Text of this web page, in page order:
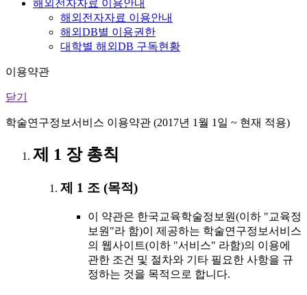
해외전자자료 이용안내
해외전자자료 이용안내
해외DB별 이용권한
대학별 해외DB 구독현황
이용약관
닫기
학술연구정보서비스 이용약관 (2017년 1월 1일 ~ 현재 적용)
제 1 장 총칙
제 1 조 (목적)
이 약관은 한국교육학술정보원(이하 "교육정
보원"라 함)이 제공하는 학술연구정보서비스
의 웹사이트(이하 "서비스" 라함)의 이용에
관한 조건 및 절차와 기타 필요한 사항을 규
정하는 것을 목적으로 합니다.